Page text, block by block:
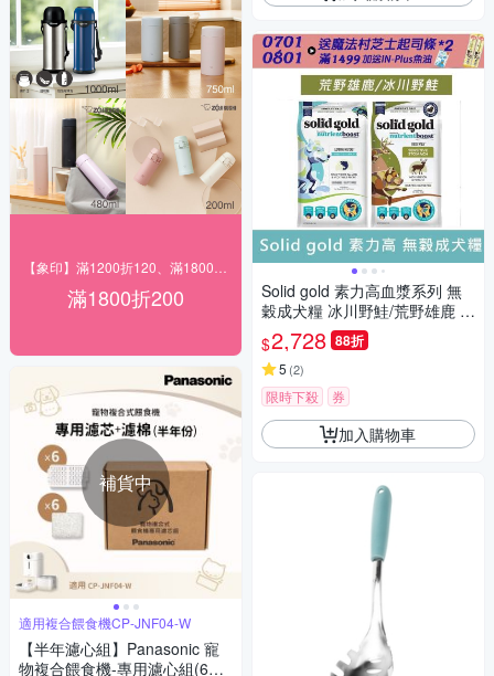
滿1800折200
補貨中
適用複合餵食機CP-JNF04-W
【半年濾心組】Panasonic 寵
物複合餵食機-專用濾心組(6入)
Solid gold 素力高血漿系列 無
穀成犬糧 冰川野鮭/荒野雄鹿 9.
98KG 成犬 狗飼料 狗糧 犬糧
鮭魚 鹿肉 全齡犬
$2,728 88折
5 (2)
限時下殺 券
加入購物車